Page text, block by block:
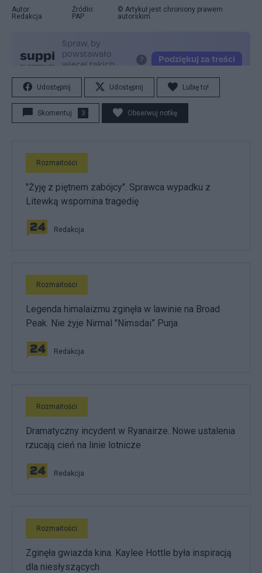
Autor:
Redakcja
Źródło:
PAP
© Artykuł jest chroniony prawem
autorskim.
Udostępnij Udostępnij Lubię to!
Skomentuj 3 Obserwuj notkę
Rozmaitości
"Żyję z piętnem zabójcy". Sprawca wypadku z
Litewką wspomina tragedię
Redakcja
Rozmaitości
Legenda himalaizmu zginęła w lawinie na Broad
Peak. Nie żyje Nirmal "Nimsdai” Purja
Redakcja
Rozmaitości
Dramatyczny incydent w Ryanairze. Nowe ustalenia
rzucają cień na linie lotnicze
Redakcja
Rozmaitości
Zginęła gwiazda kina. Kaylee Hottle była inspiracją
dla niesłyszących